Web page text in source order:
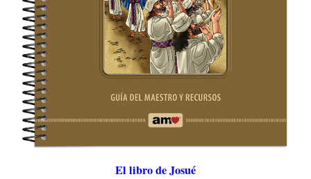
El libro de Josué